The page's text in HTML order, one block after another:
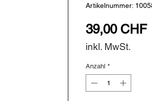
Artikelnummer:
39,00 CHF
inkl. MwSt.
Anzahl *